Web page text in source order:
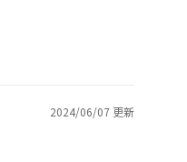
2024/06/07 更新